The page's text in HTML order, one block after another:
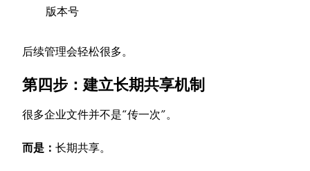
版本号
后续管理会轻松很多。
第四步：建立长期共享机制
很多企业文件并不是“传一次”。
而是：长期共享。